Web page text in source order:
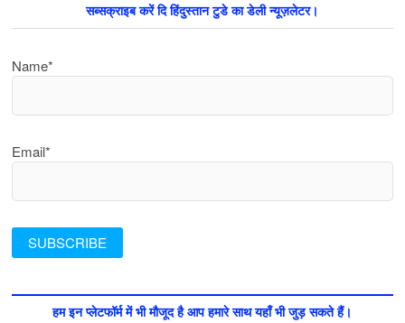
सब्सक्राइब करें दि हिंदुस्तान टुडे का डेली न्यूज़लेटर।
Name*
Email*
हम इन प्लेटफॉर्म में भी मौजूद है आप हमारे साथ यहाँ भी जुड़ सकते हैं।